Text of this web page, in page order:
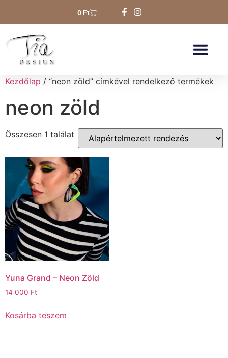
0 Ft
Kezdőlap / “neon zöld” címkével rendelkező termékek
neon zöld
Összesen 1 találat
Yuna Grand – Neon Zöld
14 000 Ft
Kosárba teszem